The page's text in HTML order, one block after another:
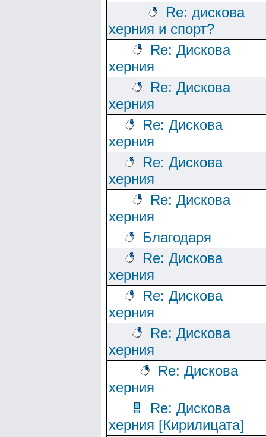
Re: дискова
херния и спорт?
Re: Дискова
херния
Re: Дискова
херния
Re: Дискова
херния
Re: Дискова
херния
Re: Дискова
херния
Благодаря
Re: Дискова
херния
Re: Дискова
херния
Re: Дискова
херния
Re: Дискова
херния
Re: Дискова
херния [Кирилицата]